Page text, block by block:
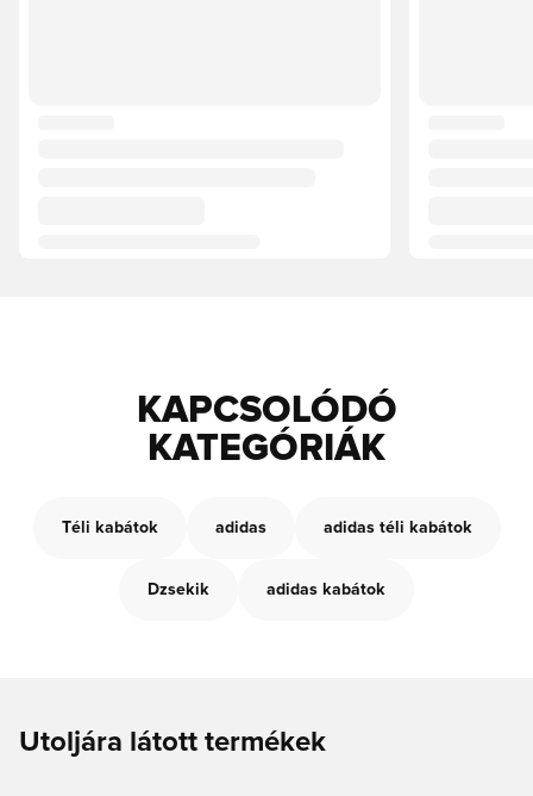
KAPCSOLÓDÓ
KATEGÓRIÁK
Téli kabátok adidas adidas téli kabátok
Dzsekik adidas kabátok
Utoljára látott termékek